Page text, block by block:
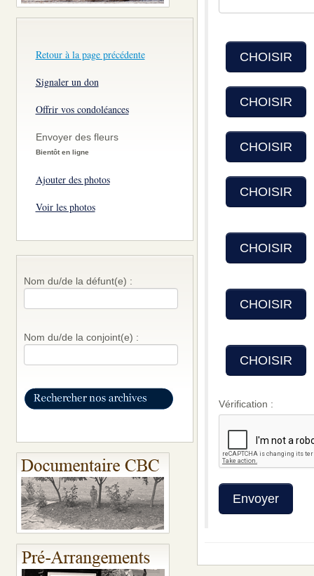
Retour à la page précédente
Signaler un don
Offrir vos condoléances
Envoyer des fleurs
Bientôt en ligne
Ajouter des photos
Voir les photos
Nom du/de la défunt(e) :
Nom du/de la conjoint(e) :
CHOISIR
CHOISIR
CHOISIR
CHOISIR
CHOISIR
CHOISIR
CHOISIR
Vérification :